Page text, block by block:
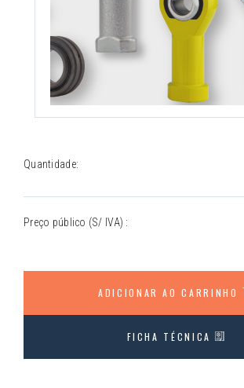
Quantidade:
Preço público (S/ IVA) :
ADICIONAR AO CARRINHO
FICHA TÉCNICA